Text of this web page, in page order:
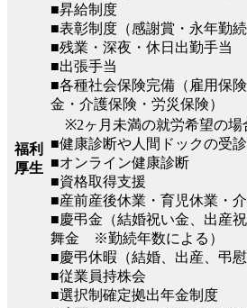
福利
厚生
■昇給制度
■表彰制度（感謝賞・永年勤続
■残業・深夜・休日出勤手当
■出張手当
■各種社会保険完備（雇用保
金・介護保険・労災保険）
※2ヶ月未満の就労希望の場
■健康診断や人間ドックの受
■オンライン健康診断
■資格取得支援
■産前産後休業・育児休業・
■慶弔金（結婚祝い金、出産
舞金 ※勤続年数による）
■慶弔休暇（結婚、出産、弔慰
■従業員持株会
■選択制確定拠出年金制度